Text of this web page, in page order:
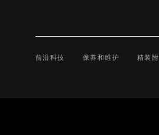
前沿科技 保养和维护 精装